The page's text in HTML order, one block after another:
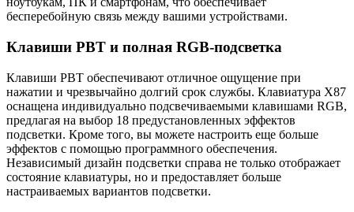
бесперебойную связь между вашими устройствами.
Клавиши PBT и полная RGB-подсветка
Клавиши PBT обеспечивают отличное ощущение при
нажатии и чрезвычайно долгий срок службы. Клавиатура X87
оснащена индивидуально подсвечиваемыми клавишами RGB,
предлагая на выбор 18 предустановленных эффектов
подсветки. Кроме того, вы можете настроить еще больше
эффектов с помощью программного обеспечения.
Независимый дизайн подсветки справа не только отображает
состояние клавиатуры, но и предоставляет больше
настраиваемых вариантов подсветки.